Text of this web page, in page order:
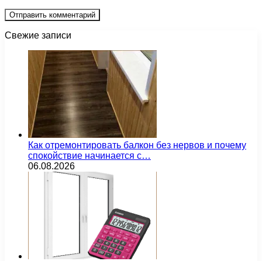
Свежие записи
Как отремонтировать балкон без нервов и почему
спокойствие начинается с…
06.08.2026